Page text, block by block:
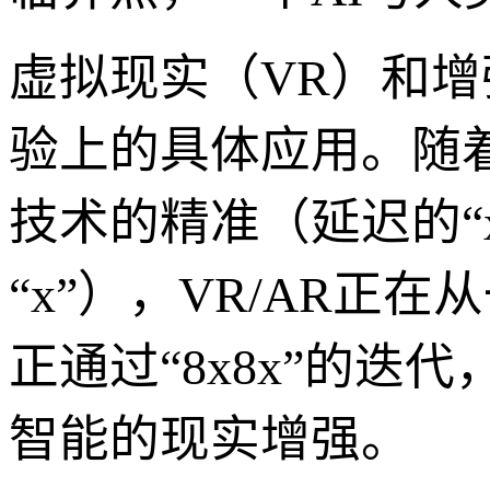
虚拟现实（VR）和
验上的具体应用。随
技术的精准（延迟的
“x”），VR/AR正在
正通过“8x8x”的迭代
智能的现实增强。